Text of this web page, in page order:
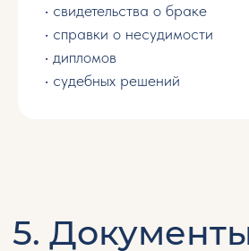
• свидетельства о браке
• справки о несудимости
• дипломов
• судебных решений
Архивные записи
Дипломы
подготовки документов